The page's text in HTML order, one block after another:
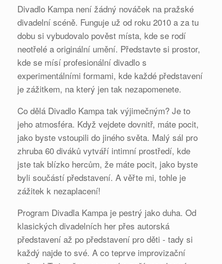
Divadlo Kampa není žádný nováček na pražské
divadelní scéně. Funguje už od roku 2010 a za tu
dobu si vybudovalo pověst místa, kde se rodí
neotřelé a originální umění. Představte si prostor,
kde se mísí profesionální divadlo s
experimentálními formami, kde každé představení
je zážitkem, na který jen tak nezapomenete.
Co dělá Divadlo Kampa tak výjimečným? Je to
jeho atmosféra. Když vejdete dovnitř, máte pocit,
jako byste vstoupili do jiného světa. Malý sál pro
zhruba 60 diváků vytváří intimní prostředí, kde
jste tak blízko hercům, že máte pocit, jako byste
byli součástí představení. A věřte mi, tohle je
zážitek k nezaplacení!
Program Divadla Kampa je pestrý jako duha. Od
klasických divadelních her přes autorská
představení až po představení pro děti - tady si
každý najde to své. A co teprve improvizační